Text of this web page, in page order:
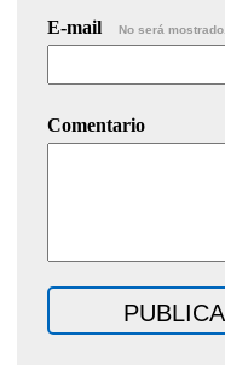
E-mail No será mostrado.
Comentario